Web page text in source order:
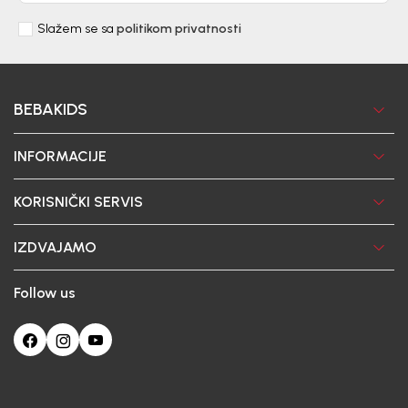
Slažem se sa politikom privatnosti
BEBAKIDS
INFORMACIJE
KORISNIČKI SERVIS
IZDVAJAMO
Follow us